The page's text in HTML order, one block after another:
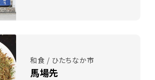
和食 / ひたちなか市
馬場先